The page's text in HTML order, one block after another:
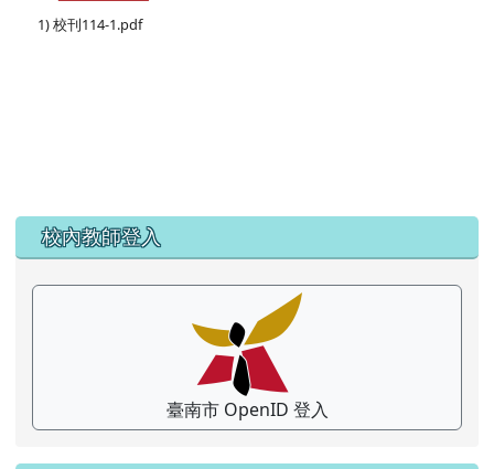
1) 校刊114-1.pdf
左邊區域內容
校內教師登入
臺南市 OpenID 登入